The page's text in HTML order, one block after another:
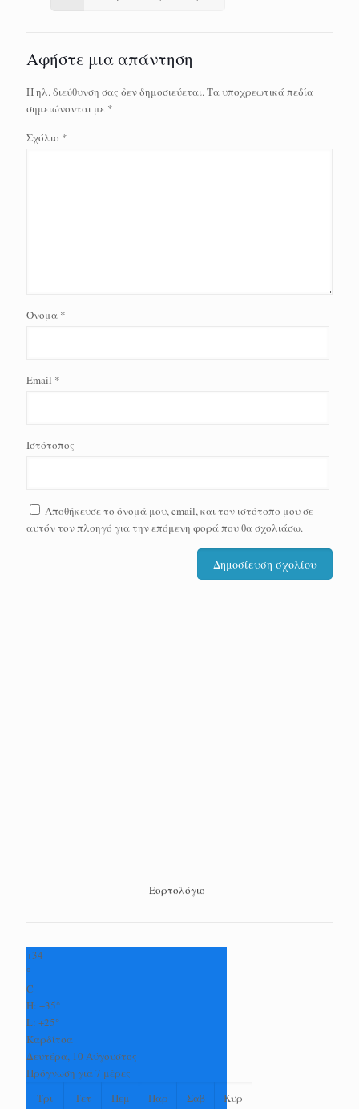
Αφήστε μια απάντηση
Η ηλ. διεύθυνση σας δεν δημοσιεύεται.Τα υποχρεωτικά πεδία
σημειώνονται με *
Σχόλιο *
Όνομα *
Email *
Ιστότοπος
Αποθήκευσε το όνομά μου, email, και τον ιστότοπο μου σε
αυτόν τον πλοηγό για την επόμενη φορά που θα σχολιάσω.
Εορτολόγιο
+34
°
C
H: +35°
L: +25°
Καρδίτσα
Δευτέρα, 10 Αύγουστος
Πρόγνωση για 7 μέρες
Τρι
Τετ Πεμ Παρ Σαβ Κυρ